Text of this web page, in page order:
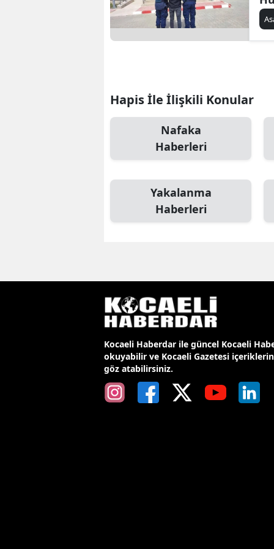
Hapis İle İlişkili Konular
Nafaka
Haberleri
Yakalanma
Haberleri
Kocaeli Haberdar ile güncel Kocaeli
okuyabilir ve Kocaeli Gazetesi
göz atabilirsiniz.